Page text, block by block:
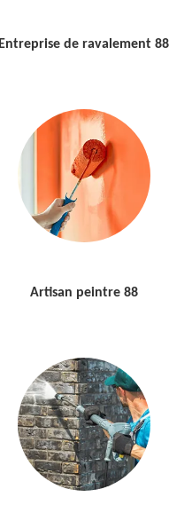
Entreprise de ravalement 88
Artisan peintre 88